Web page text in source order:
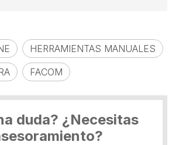
HERRAMIENTAS MANUALES
FACOM
duda? ¿Necesitas